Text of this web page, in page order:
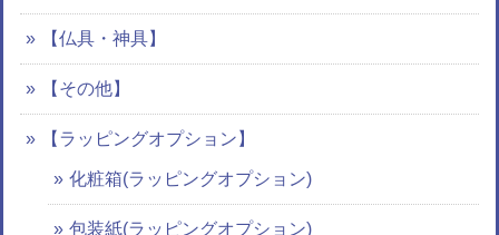
【仏具・神具】
【その他】
【ラッピングオプション】
化粧箱(ラッピングオプション)
包装紙(ラッピングオプション)